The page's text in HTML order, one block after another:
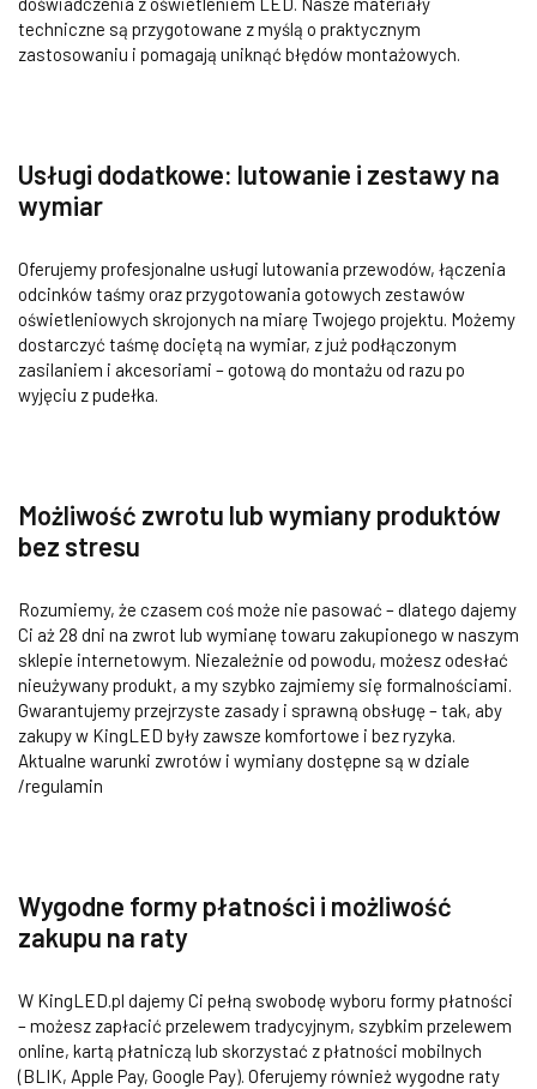
techniczne są przygotowane z myślą o praktycznym
zastosowaniu i pomagają uniknąć błędów montażowych.
Usługi dodatkowe: lutowanie i zestawy na
wymiar
Oferujemy profesjonalne usługi lutowania przewodów, łączenia
odcinków taśmy oraz przygotowania gotowych zestawów
oświetleniowych skrojonych na miarę Twojego projektu. Możemy
dostarczyć taśmę dociętą na wymiar, z już podłączonym
zasilaniem i akcesoriami – gotową do montażu od razu po
wyjęciu z pudełka.
Możliwość zwrotu lub wymiany produktów
bez stresu
Rozumiemy, że czasem coś może nie pasować – dlatego dajemy
Ci aż 28 dni na zwrot lub wymianę towaru zakupionego w naszym
sklepie internetowym. Niezależnie od powodu, możesz odesłać
nieużywany produkt, a my szybko zajmiemy się formalnościami.
Gwarantujemy przejrzyste zasady i sprawną obsługę – tak, aby
zakupy w KingLED były zawsze komfortowe i bez ryzyka.
Aktualne warunki zwrotów i wymiany dostępne są w dziale
/regulamin
Wygodne formy płatności i możliwość
zakupu na raty
W KingLED.pl dajemy Ci pełną swobodę wyboru formy płatności
– możesz zapłacić przelewem tradycyjnym, szybkim przelewem
online, kartą płatniczą lub skorzystać z płatności mobilnych
(BLIK, Apple Pay, Google Pay). Oferujemy również wygodne raty